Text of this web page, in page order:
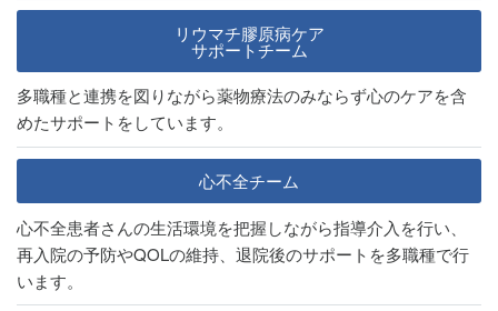
リウマチ膠原病ケア
サポートチーム
多職種と連携を図りながら薬物療法のみならず心のケアを含
めたサポートをしています。
心不全チーム
心不全患者さんの生活環境を把握しながら指導介入を行い、
再入院の予防やQOLの維持、退院後のサポートを多職種で行
います。